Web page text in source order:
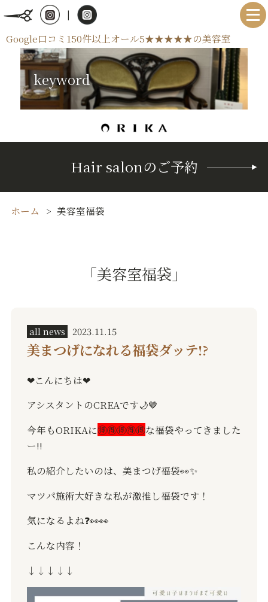
|
Google口コミ150件以上オール5★★★★★の美容室
keyword
Hair salonのご予約
ホーム 美容室福袋
「美容室福袋」
all news 2023.11.15
美まつげになれる福袋ダッテ⁉️
❤︎こんにちは❤︎
アシスタントのCREAです🌙🤎
今年もORIKAに🉐🉐🉐🉐🉐な福袋やってきました
ー‼️
私の紹介したいのは、美まつげ福袋👀✨
マツパ施術大好きな私が激推し福袋です！
気になるよね❓👀👀
こんな内容！
↓↓↓↓↓